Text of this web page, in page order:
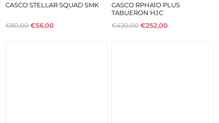
CASCO STELLAR SQUAD SMK
€80,00€56,00
CASCO RPHA1O PLUS
TABUERON HJC
€420,00€252,00